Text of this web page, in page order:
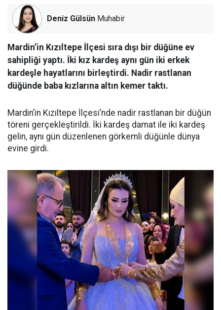
Deniz Gülsün Muhabir
Mardin’in Kızıltepe İlçesi sıra dışı bir düğüne ev
sahipliği yaptı. İki kız kardeş aynı gün iki erkek
kardeşle hayatlarını birleştirdi. Nadir rastlanan
düğünde baba kızlarına altın kemer taktı.
Mardin’in Kızıltepe İlçesi’nde nadir rastlanan bir düğün
töreni gerçekleştirildi. İki kardeş damat ile iki kardeş
gelin, aynı gün düzenlenen görkemli düğünle dünya
evine girdi.